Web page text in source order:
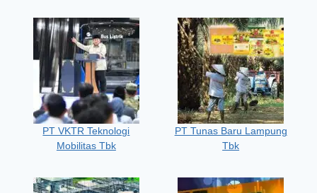
PT VKTR Teknologi
Mobilitas Tbk
PT Tunas Baru Lampung
Tbk